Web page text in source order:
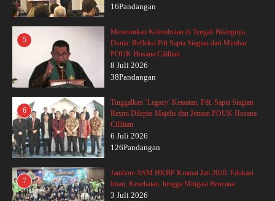
16Pandangan
5
Menemukan Kelembutan di Tengah Bisingnya
Dunia: Refleksi Pdt Sapta Siagian dari Mimbar
POUK Hosana Cililitan
8 Juli 2026
38Pandangan
6
Tinggalkan ‘Legacy’ Ketaatan, Pdt. Sapta Siagian
Resmi Dilepas Majelis dan Jemaat POUK Hosana
Cililitan
6 Juli 2026
126Pandangan
7
Jambore ASM HKBP Kramat Jati 2026: Edukasi
Iman, Kesehatan, hingga Mitigasi Bencana
3 Juli 2026